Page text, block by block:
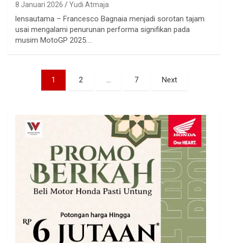
8 Januari 2026 Yudi Atmaja
lensautama – Francesco Bagnaia menjadi sorotan tajam
usai mengalami penurunan performa signifikan pada
musim MotoGP 2025.…
Paginasi
1 2 … 7 Next